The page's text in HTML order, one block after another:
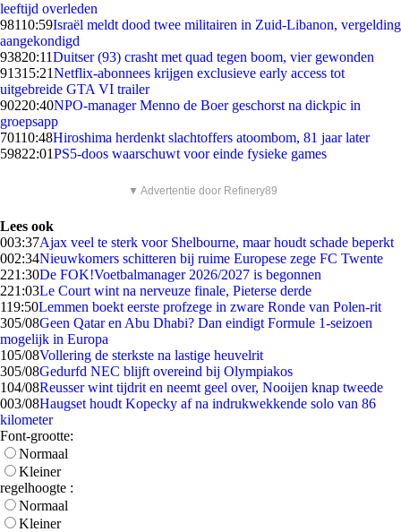
leeftijd overleden
98110:59Israël meldt dood twee militairen in Zuid-Libanon, vergelding
aangekondigd
93820:11Duitser (93) crasht met quad tegen boom, vier gewonden
91315:21Netflix-abonnees krijgen exclusieve early access tot
uitgebreide GTA VI trailer
90220:40NPO-manager Menno de Boer geschorst na dickpic in
groepsapp
70110:48Hiroshima herdenkt slachtoffers atoombom, 81 jaar later
59822:01PS5-doos waarschuwt voor einde fysieke games
▼ Advertentie door Refinery89
Lees ook
003:37Ajax veel te sterk voor Shelbourne, maar houdt schade beperkt
002:34Nieuwkomers schitteren bij ruime Europese zege FC Twente
221:30De FOK!Voetbalmanager 2026/2027 is begonnen
221:03Le Court wint na nerveuze finale, Pieterse derde
119:50Lemmen boekt eerste profzege in zware Ronde van Polen-rit
305/08Geen Qatar en Abu Dhabi? Dan eindigt Formule 1-seizoen
mogelijk in Europa
105/08Vollering de sterkste na lastige heuvelrit
305/08Gedurfd NEC blijft overeind bij Olympiakos
104/08Reusser wint tijdrit en neemt geel over, Nooijen knap tweede
003/08Haugset houdt Kopecky af na indrukwekkende solo van 86
kilometer
Font-grootte:
Normaal
Kleiner
regelhoogte :
Normaal
Kleiner